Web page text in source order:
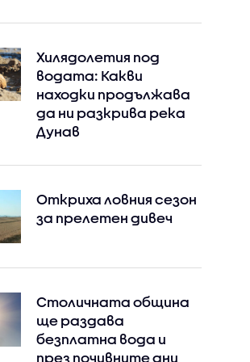
Хилядолетия под
водата: Какви
находки продължава
да ни разкрива река
Дунав
Откриха ловния сезон
за прелетен дивеч
Столичната община
ще раздава
безплатна вода и
през почивните дни